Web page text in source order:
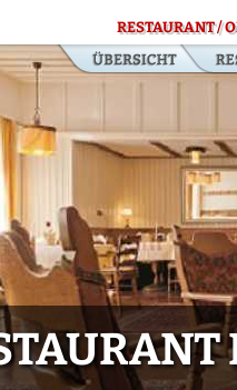
RESTAURANT /